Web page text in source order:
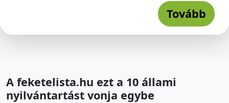
Tovább
A feketelista.hu ezt a 10 állami
nyilvántartást vonja egybe